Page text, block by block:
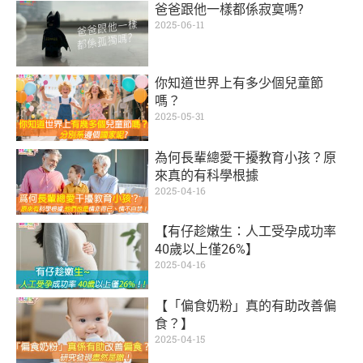
爸爸跟他一樣都係寂寞嗎?
2025-06-11
你知道世界上有多少個兒童節
嗎？
2025-05-31
為何長輩總愛干擾教育小孩？原
來真的有科學根據
2025-04-16
【有仔趁嫩生：人工受孕成功率
40歲以上僅26%】
2025-04-16
【「偏食奶粉」真的有助改善偏
食？】
2025-04-15